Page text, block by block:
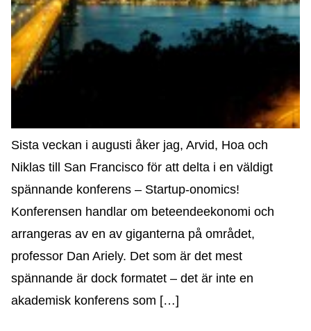
Sista veckan i augusti åker jag, Arvid, Hoa och
Niklas till San Francisco för att delta i en väldigt
spännande konferens – Startup-onomics!
Konferensen handlar om beteendeekonomi och
arrangeras av en av giganterna på området,
professor Dan Ariely. Det som är det mest
spännande är dock formatet – det är inte en
akademisk konferens som […]